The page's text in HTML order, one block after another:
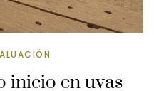
inicio en uvas